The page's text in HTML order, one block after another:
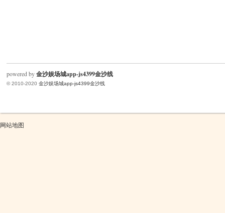
powered by金沙娱场城app-js4399金沙线
© 2010-2020 金沙娱场城app-js4399金沙线
网站地图